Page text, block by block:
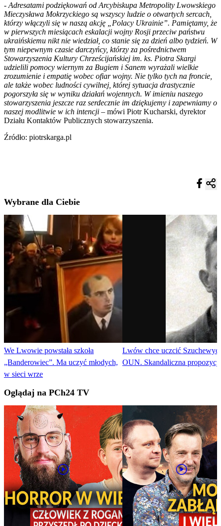
- Adresatami podziękowań od Arcybiskupa Metropolity Lwowskiego
Mieczysława Mokrzyckiego są wszyscy ludzie o otwartych sercach,
którzy włączyli się w naszą akcję „Polacy Ukrainie”. Pamiętamy, że
w pierwszych miesiącach eskalacji wojny Rosji przeciw państwu
ukraińskiemu nikt nie wiedział, co stanie się za dzień albo tydzień. W
tym niepewnym czasie darczyńcy, którzy za pośrednictwem
Stowarzyszenia Kultury Chrześcijańskiej im. ks. Piotra Skargi
udzielili pomocy wiernym za Bugiem i Sanem wyrażali wielkie
zrozumienie i empatię wobec ofiar wojny. Nie tylko tych na froncie,
ale także wobec ludności cywilnej, której sytuacja drastycznie
pogorszyła się w wyniku działań wojennych. W imieniu naszego
stowarzyszenia jeszcze raz serdecznie im dziękujemy i zapewniamy o
naszej modlitwie w ich intencji – mówi Piotr Kucharski, dyrektor
Działu Kontaktów Publicznych stowarzyszenia.
Źródło: piotrskarga.pl
Wybrane dla Ciebie
We Lwowie powstała szkoła
„Banderowiec”. Ma uczyć młodych,
w sieci wrze
Lwów chce uczcić
OUN. Skandaliczna
Oglądaj na PCh24 TV